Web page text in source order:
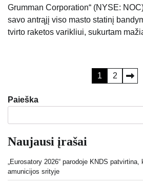
Grumman Corporation“ (NYSE:
savo antrąjį viso masto statinį
tvirto raketos varikliui, sukurtam
puslapiavimas
1 2
Paieška
Naujausi įrašai
„Eurosatory 2026“ parodoje KNDS
amunicijos srityje